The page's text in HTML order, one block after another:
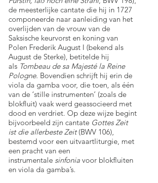
de meesterlijke cantate die hij in 1727
componeerde naar aanleiding van het
overlijden van de vrouw van de
Saksische keurvorst en koning van
Polen Frederik August I (bekend als
August de Sterke), betitelde hij
als Tombeau de sa Majesté la Reine
Pologne. Bovendien schrijft hij erin de
viola da gamba voor, die toen, als één
van de ‘stille instrumenten’ (zoals de
blokfluit) vaak werd geassocieerd met
dood en verdriet. Op deze wijze begint
bijvoorbeeld zijn cantate Gottes Zeit
ist die allerbeste Zeit(BWV 106),
bestemd voor een uitvaartliturgie, met
een pracht van een
instrumentale sinfonia voor blokfluiten
en viola da gamba’s.